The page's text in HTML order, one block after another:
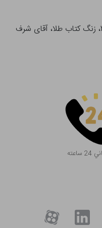
آدرس تحویل حضوری سفارشات: میدان انقلاب، خیابان انقلاب، خیابان ۱۲ فروردین، خیابان شهدای ژاندارمری غربی، بن بست گرانفر، پلاک۱، طبقه۳، زنگ کتاب طلا، آقای شرف